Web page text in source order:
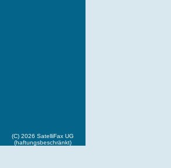
(C) 2026 SatelliFax UG
(haftungsbeschränkt)